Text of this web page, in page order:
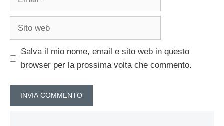
Sito
Salva il mio nome, email e sito web in questo
browser per la prossima volta che commento.